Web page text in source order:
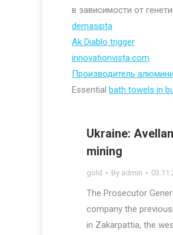
в зависимости от
demasipta
Ak Diablo trigger
innovationvista.com
Производитель
Essential bath towels in
Ukraine:
mining
gold By admin
The Prosecutor
company the
in Zakarpattia, the